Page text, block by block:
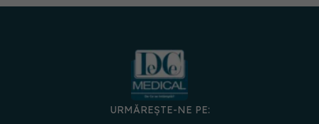
URMĂREȘTE-NE PE: